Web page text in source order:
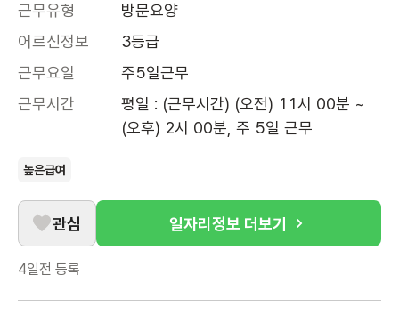
근무유형
방문요양
어르신정보
3등급
근무요일
주5일근무
근무시간
평일 : (근무시간) (오전) 11시 00분 ~
(오후) 2시 00분, 주 5일 근무
높은급여
관심 일자리정보 더보기
4일전 등록